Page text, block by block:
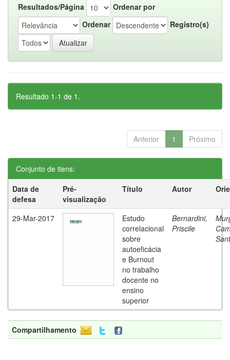
Resultados/Página
Ordenar por
Ordenar
Registro(s)
Resultado 1-1 de 1.
Anterior 1 Próximo
Conjunto de itens:
Data de
defesa
Pré-
visualização
Título Autor
29-Mar-2017
Estudo
correlacional
sobre
autoeficácia
e Burnout
no trabalho
docente no
ensino
superior
Bernardini,
Priscile
Compartilhamento